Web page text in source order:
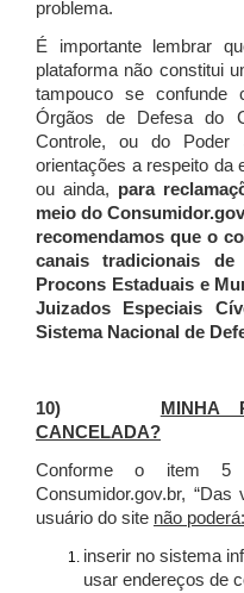
problema.
É importante lembrar
plataforma não constitui
tampouco se confunde
Órgãos de Defesa do
Controle, ou do Poder
orientações a respeito da
ou ainda, para
meio do
recomendamos que o
canais tradicionais
Procons Estaduais e
Juizados Especiais
Sistema Nacional de
10)
MINHA
CANCELADA?
Conforme o item
Consumidor.gov.br,
usuário do site não poderá:
inserir no sistema
usar endereços de